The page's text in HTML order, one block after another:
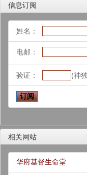
信息订阅
姓名：
电邮：
验证： (神
相关网站
华府基督生命堂